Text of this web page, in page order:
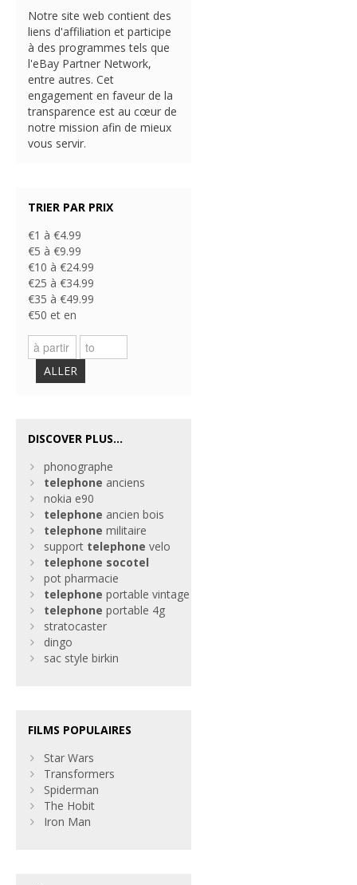
Notre site web contient des
liens d'affiliation et participe
à des programmes tels que
l'eBay Partner Network,
entre autres. Cet
engagement en faveur de la
transparence est au cœur de
notre mission afin de mieux
vous servir.
TRIER PAR PRIX
€1 à €4.99
€5 à €9.99
€10 à €24.99
€25 à €34.99
€35 à €49.99
€50 et en
ALLER
DISCOVER PLUS...
phonographe
telephone anciens
nokia e90
telephone ancien bois
telephone militaire
support telephone velo
telephone socotel
pot pharmacie
telephone portable vintage
telephone portable 4g
stratocaster
dingo
sac style birkin
FILMS POPULAIRES
Star Wars
Transformers
Spiderman
The Hobit
Iron Man